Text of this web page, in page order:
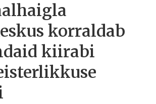
korraldab
kiirabi